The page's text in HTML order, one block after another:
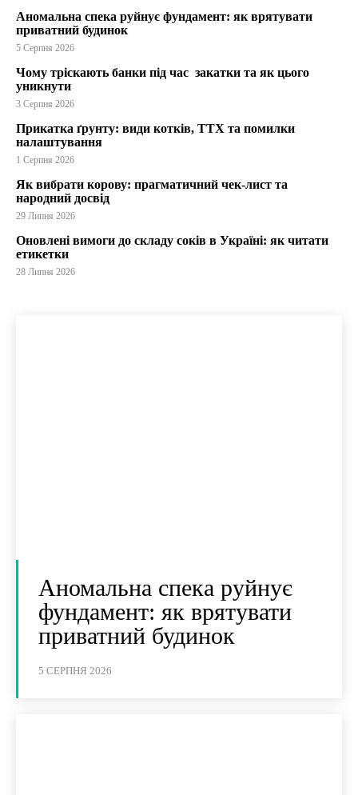
Аномальна спека руйнує фундамент: як врятувати
приватний будинок
5 Серпня 2026
Чому тріскають банки під час закатки та як цього
уникнути
3 Серпня 2026
Прикатка ґрунту: види котків, ТТХ та помилки
налаштування
1 Серпня 2026
Як вибрати корову: прагматичний чек-лист та
народний досвід
29 Липня 2026
Оновлені вимоги до складу соків в Україні: як читати
етикетки
28 Липня 2026
Аномальна спека руйнує
фундамент: як врятувати
приватний будинок
5 СЕРПНЯ 2026